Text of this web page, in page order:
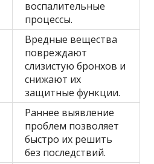
воспалительные
процессы.
Вредные вещества
повреждают
слизистую бронхов и
снижают их
защитные функции.
Раннее выявление
проблем позволяет
быстро их решить
без последствий.